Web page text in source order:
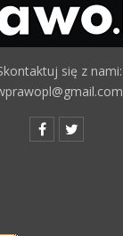
się z nami: